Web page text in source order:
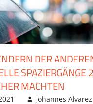
DER
SPAZIERGÄNGE
MACHTEN
Johannes Alvarez